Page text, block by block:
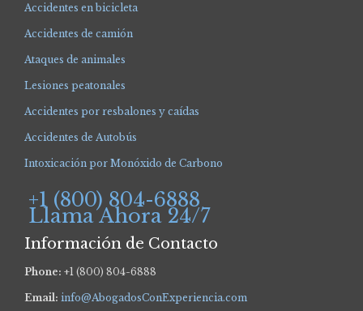
Accidentes en bicicleta
Accidentes de camión
Ataques de animales
Lesiones peatonales
Accidentes por resbalones y caídas
Accidentes de Autobús
Intoxicación por Monóxido de Carbono
+1 (800) 804-6888
Llama Ahora 24/7
Información de Contacto
Phone: +1 (800) 804-6888
Email: info@AbogadosConExperiencia.com